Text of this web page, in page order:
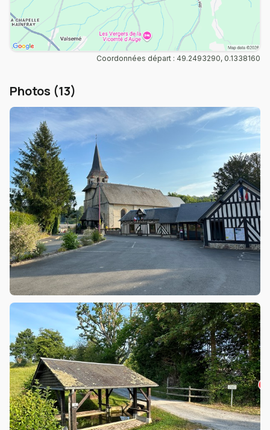
Coordonnées départ : 49.2493290, 0.1338160
Photos (13)